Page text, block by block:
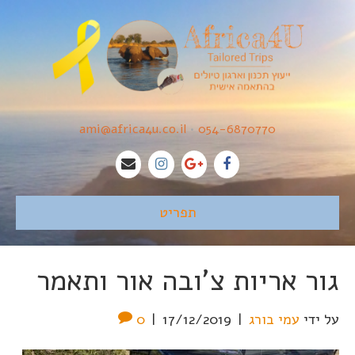
054-6870770
•
ami@africa4u.co.il
תפריט
גור אריות צ'ובה אור ותאמר
על ידי עמי בורג |
17/12/2019
|
0